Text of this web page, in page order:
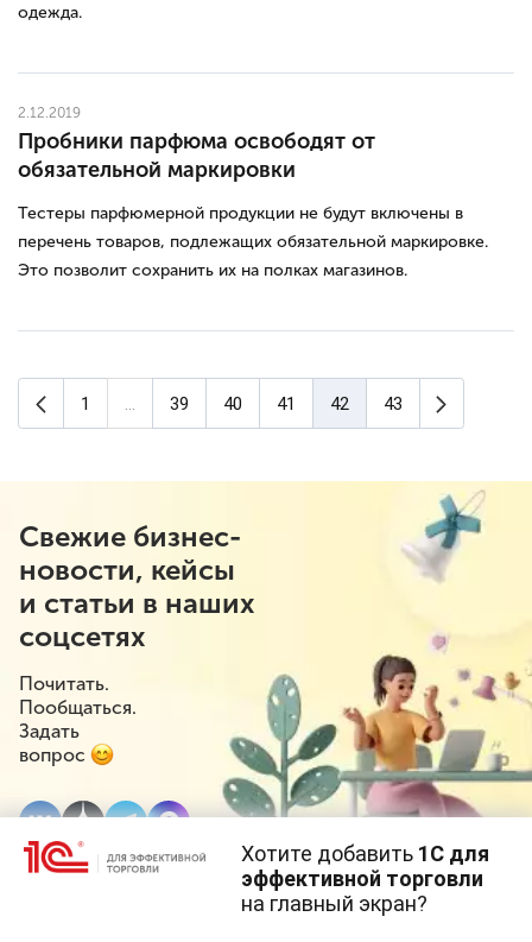
одежда.
2.12.2019
Пробники парфюма освободят от
обязательной маркировки
Тестеры парфюмерной продукции не будут включены в
перечень товаров, подлежащих обязательной маркировке.
Это позволит сохранить их на полках магазинов.
Предыдущая страница
1 39 40 41 42 43
Свежие бизнес-
новости, кейсы
и статьи в наших
соцсетях
Почитать.
Пообщаться.
Задать
вопрос
cookie-файлы (файлы с данными о прошлых
Хотите добавить 1С для
эффективной торговли
на главный экран?